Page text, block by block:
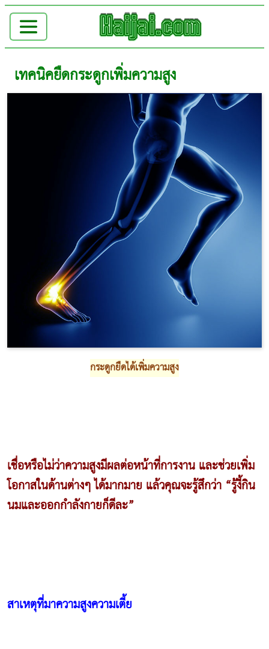
เทคนิคยืดกระดูกเพิ่มความสูง
กระดูกยืดได้เพิ่มความสูง
เชื่อหรือไม่ว่าความสูงมีผลต่อหน้าที่การงาน และช่วยเพิ่ม
โอกาสในด้านต่างๆ ได้มากมาย แล้วคุณจะรู้สึกว่า “รู้งี้กิน
นมและออกกำลังกายก็ดีละ”
สาเหตุที่มาความสูงความเตี้ย